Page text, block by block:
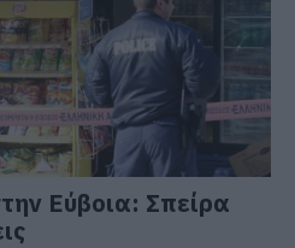
Εύβοια: Σπείρα